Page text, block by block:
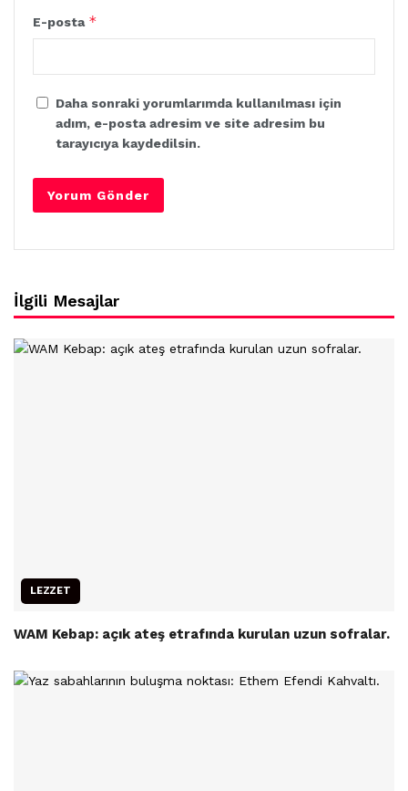
E-posta *
Daha sonraki yorumlarımda kullanılması için
adım, e-posta adresim ve site adresim bu
tarayıcıya kaydedilsin.
İlgili Mesajlar
LEZZET
WAM Kebap: açık ateş etrafında kurulan uzun sofralar.